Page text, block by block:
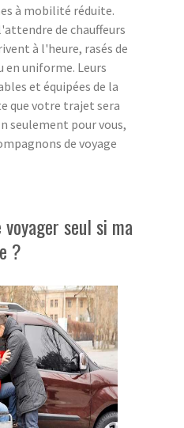
à mobilité réduite.
de chauffeurs
à l'heure, rasés de
en uniforme. Leurs
et équipées de la
que votre trajet sera
seulement pour vous,
de voyage
seul si ma
?